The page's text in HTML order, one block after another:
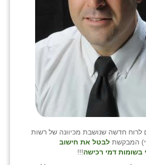
לרוח חדשה שנושבת מכיוונה של רשות
המבקשת לבטל את חישוב
בשומות דמי רכישה!!!